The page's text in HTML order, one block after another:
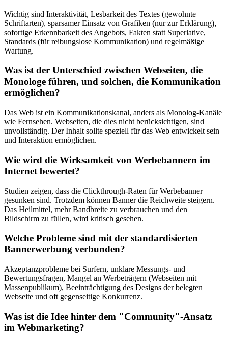
Wichtig sind Interaktivität, Lesbarkeit des Textes (gewohnte
Schriftarten), sparsamer Einsatz von Grafiken (nur zur Erklärung),
sofortige Erkennbarkeit des Angebots, Fakten statt Superlative,
Standards (für reibungslose Kommunikation) und regelmäßige
Wartung.
Was ist der Unterschied zwischen Webseiten, die
Monologe führen, und solchen, die Kommunikation
ermöglichen?
Das Web ist ein Kommunikationskanal, anders als Monolog-Kanäle
wie Fernsehen. Webseiten, die dies nicht berücksichtigen, sind
unvollständig. Der Inhalt sollte speziell für das Web entwickelt sein
und Interaktion ermöglichen.
Wie wird die Wirksamkeit von Werbebannern im
Internet bewertet?
Studien zeigen, dass die Clickthrough-Raten für Werbebanner
gesunken sind. Trotzdem können Banner die Reichweite steigern.
Das Heilmittel, mehr Bandbreite zu verbrauchen und den
Bildschirm zu füllen, wird kritisch gesehen.
Welche Probleme sind mit der standardisierten
Bannerwerbung verbunden?
Akzeptanzprobleme bei Surfern, unklare Messungs- und
Bewertungsfragen, Mangel an Werbeträgern (Webseiten mit
Massenpublikum), Beeinträchtigung des Designs der belegten
Webseite und oft gegenseitige Konkurrenz.
Was ist die Idee hinter dem "Community"-Ansatz
im Webmarketing?